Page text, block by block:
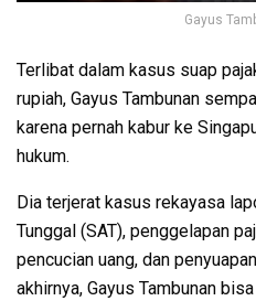
Gayus
Terlibat dalam kasus suap
rupiah, Gayus Tambunan
karena pernah kabur ke
hukum.
Dia terjerat kasus rekayasa
Tunggal (SAT), penggelapan
pencucian uang, dan
akhirnya, Gayus Tambunan